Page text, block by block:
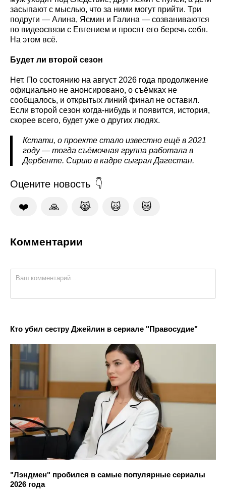
засыпают с мыслью, что за ними могут прийти. Три
подруги — Алина, Ясмин и Галина — созваниваются
по видеосвязи с Евгением и просят его беречь себя.
На этом всё.
Будет ли второй сезон
Нет. По состоянию на август 2026 года продолжение
официально не анонсировано, о съёмках не
сообщалось, и открытых линий финал не оставил.
Если второй сезон когда-нибудь и появится, история,
скорее всего, будет уже о других людях.
Кстати, о проекте стало известно ещё в 2021
году — тогда съёмочная группа работала в
Дербенте. Сирию в кадре сыграл Дагестан.
Оцените новость
❤️ 🙏 😹 🙀 😿
Комментарии
Кто убил сестру Джейлин в сериале "Правосудие"
"Лэндмен" пробился в самые популярные сериалы
2026 года